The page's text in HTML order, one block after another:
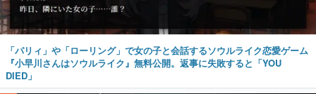
「パリィ」や「ローリング」で女の子と会話するソウルライク恋愛ゲーム
『小早川さんはソウルライク』無料公開。返事に失敗すると「YOU
DIED」